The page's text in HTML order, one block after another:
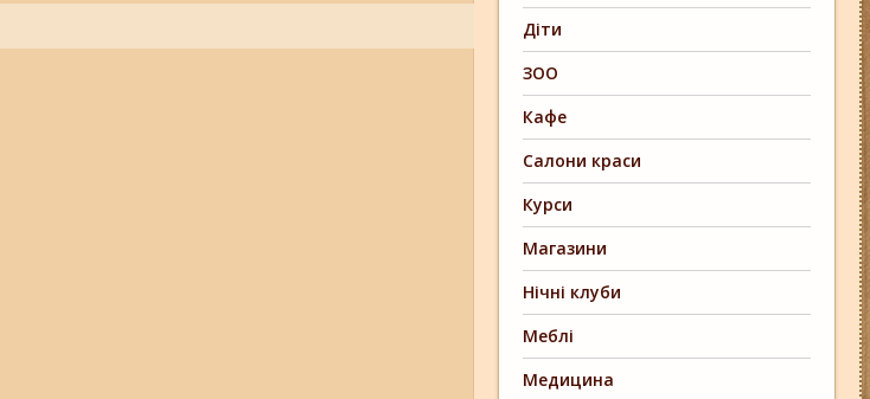
Діти
ЗОО
Кафе
Салони краси
Курси
Магазини
Нічні клуби
Меблі
Медицина